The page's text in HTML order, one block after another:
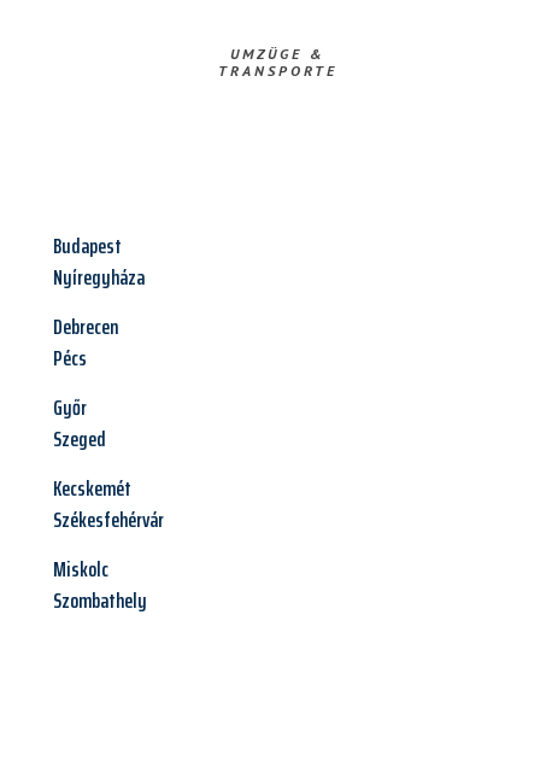
UMZÜGE &
TRANSPORTE
Budapest
Nyíregyháza
Debrecen
Pécs
Győr
Szeged
Kecskemét
Székesfehérvár
Miskolc
Szombathely